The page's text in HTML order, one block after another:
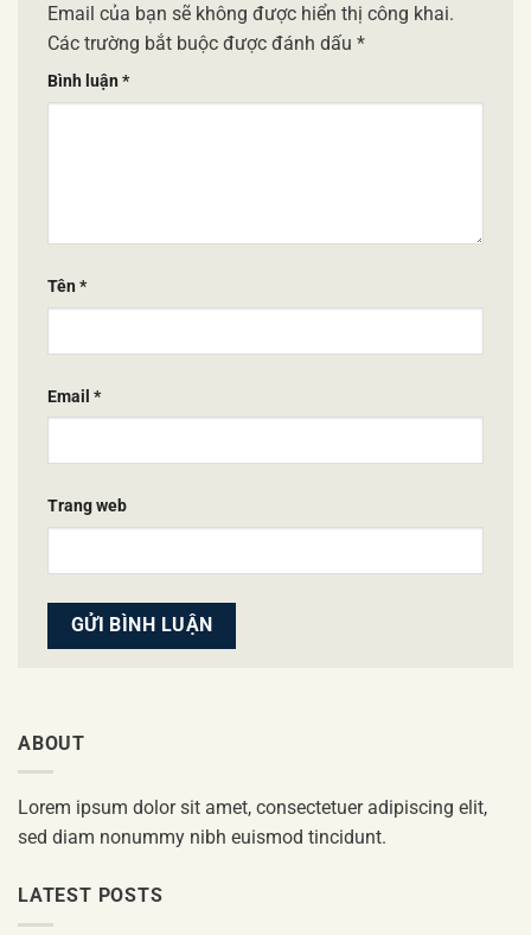
Email của bạn sẽ không được hiển thị công khai.
Các trường bắt buộc được đánh dấu *
Bình luận *
Tên *
Email *
Trang web
ABOUT
Lorem ipsum dolor sit amet, consectetuer adipiscing elit,
sed diam nonummy nibh euismod tincidunt.
LATEST POSTS